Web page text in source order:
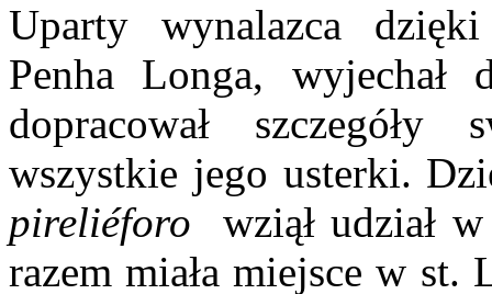
Uparty wynalazca
Penha Longa,
dopracował szczegóły
wszystkie jego usterki.
pireliéforo wziął udział
razem miała miejsce w st.